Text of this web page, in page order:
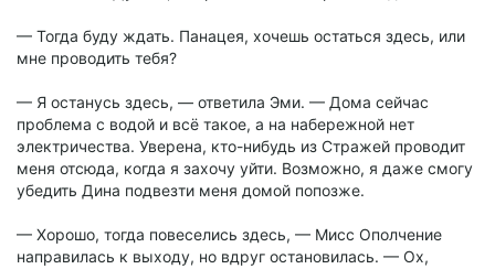
— Тогда буду ждать. Панацея, хочешь остаться здесь, или
мне проводить тебя?
— Я останусь здесь, — ответила Эми. — Дома сейчас
проблема с водой и всё такое, а на набережной нет
электричества. Уверена, кто-нибудь из Стражей проводит
меня отсюда, когда я захочу уйти. Возможно, я даже смогу
убедить Дина подвезти меня домой попозже.
— Хорошо, тогда повеселись здесь, — Мисс Ополчение
направилась к выходу, но вдруг остановилась. — Ох,